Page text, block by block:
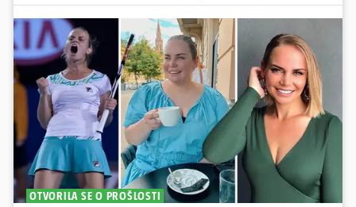
OTVORILA SE O PROŠLOSTI